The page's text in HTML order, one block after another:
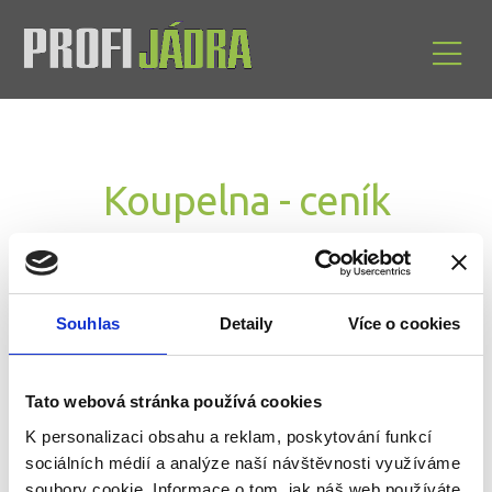
Souhlas Detaily Více o cookies
Tato webová stránka používá cookies
K personalizaci obsahu a reklam, poskytování funkcí
sociálních médií a analýze naší návštěvnosti využíváme
Koupelna - ceník
rekonstrukce
Konečná cena je stanovenana základě skutečných
keramiky, obkladů, dlažby, dalšího vybavení a
realizovaných prací.
Velmi hrubou představu si můžete udělat v záložce